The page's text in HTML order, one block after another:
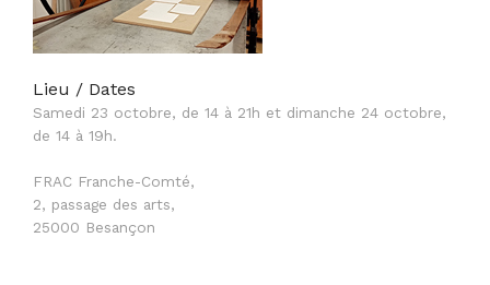
Lieu / Dates
Samedi 23 octobre, de 14 à 21h et dimanche 24 octobre,
de 14 à 19h.
FRAC Franche-Comté,
2, passage des arts,
25000 Besançon